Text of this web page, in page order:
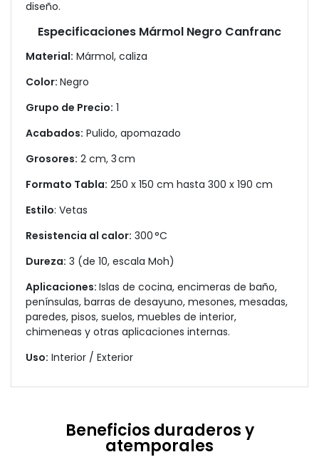
diseño.
Especificaciones Mármol Negro Canfranc
Material: Mármol, caliza
Color: Negro
Grupo de Precio: 1
Acabados: Pulido, apomazado
Grosores: 2 cm, 3 cm
Formato Tabla: 250 x 150 cm hasta 300 x 190 cm
Estilo: Vetas
Resistencia al calor: 300 °C
Dureza: 3 (de 10, escala Moh)
Aplicaciones: Islas de cocina, encimeras de baño,
penínsulas, barras de desayuno, mesones, mesadas,
paredes, pisos, suelos, muebles de interior,
chimeneas y otras aplicaciones internas.
Uso: Interior / Exterior
Beneficios duraderos y
atemporales